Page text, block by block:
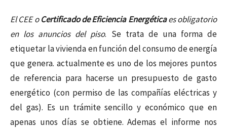
El CEE oCertificado de Eficiencia Energéticaes obligatorio
en los anuncios del piso. Se trata de una forma de
etiquetar la vivienda en función del consumo de energía
que genera. actualmente es uno de los mejores puntos
de referencia para hacerse un presupuesto de gasto
energético (con permiso de las compañías eléctricas y
del gas). Es un trámite sencillo y económico que en
apenas unos días se obtiene. Ademas el informe nos